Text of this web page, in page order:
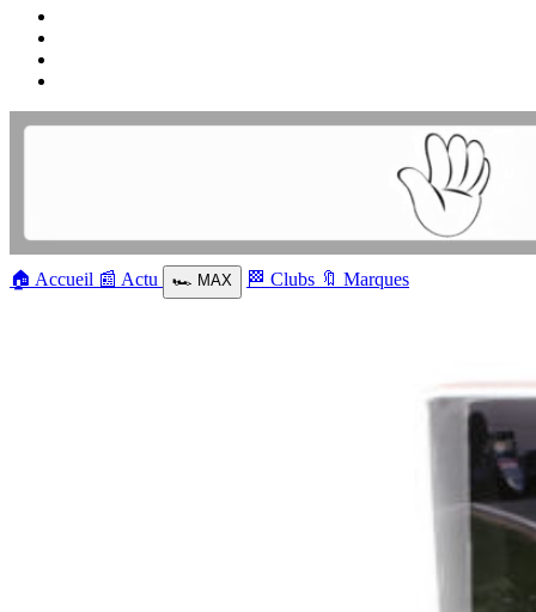
🏠 Accueil 📰 Actu 🏎️ MAX 🏁 Clubs 🔖 Marques